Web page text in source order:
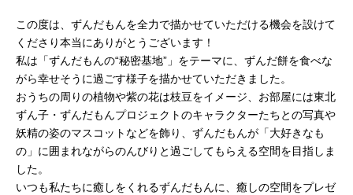
この度は、ずんだもんを全力で描かせていただける機会を設けて
くださり本当にありがとうございます！
私は「ずんだもんの“秘密基地”」をテーマに、ずんだ餅を食べな
がら幸せそうに過ごす様子を描かせていただきました。
おうちの周りの植物や紫の花は枝豆をイメージ、お部屋には東北
ずん子・ずんだもんプロジェクトのキャラクターたちとの写真や
妖精の姿のマスコットなどを飾り、ずんだもんが「大好きなも
の」に囲まれながらのんびりと過ごしてもらえる空間を目指しま
した。
いつも私たちに癒しをくれるずんだもんに、癒しの空間をプレゼ